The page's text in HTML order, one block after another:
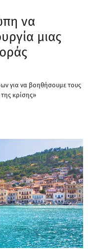
να
μιας
για να βοηθήσουμε τους
της κρίσης»